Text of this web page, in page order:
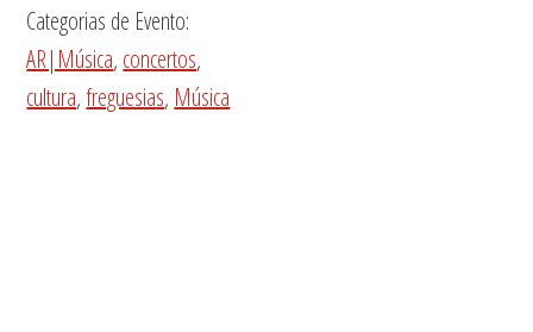
Categorias de Evento:
AR|Música, concertos,
cultura,freguesias, Música